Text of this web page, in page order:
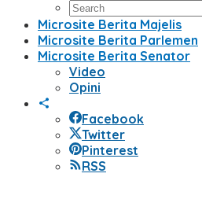
Microsite Berita Majelis
Microsite Berita Parlemen
Microsite Berita Senator
Video
Opini
Facebook
Twitter
Pinterest
RSS